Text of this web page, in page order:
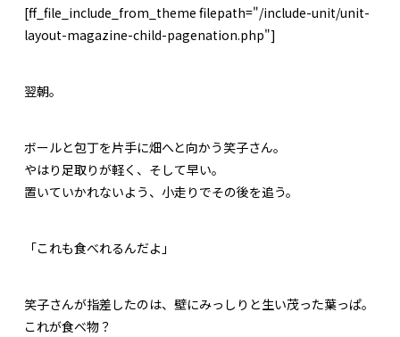
[ff_file_include_from_theme filepath="/include-unit/unit-
layout-magazine-child-pagenation.php"]
翌朝。
ボールと包丁を片手に畑へと向かう笑子さん。
やはり足取りが軽く、そして早い。
置いていかれないよう、小走りでその後を追う。
「これも食べれるんだよ」
笑子さんが指差したのは、壁にみっしりと生い茂った葉っぱ。
これが食べ物？